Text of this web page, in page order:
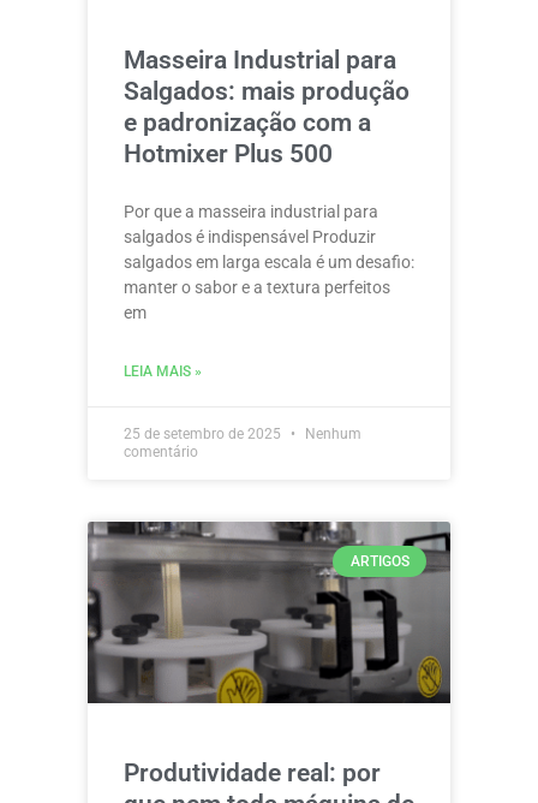
Masseira Industrial para
Salgados: mais produção
e padronização com a
Hotmixer Plus 500
Por que a masseira industrial para
salgados é indispensável Produzir
salgados em larga escala é um desafio:
manter o sabor e a textura perfeitos
em
LEIA MAIS »
25 de setembro de 2025
Nenhum
comentário
ARTIGOS
Produtividade real: por